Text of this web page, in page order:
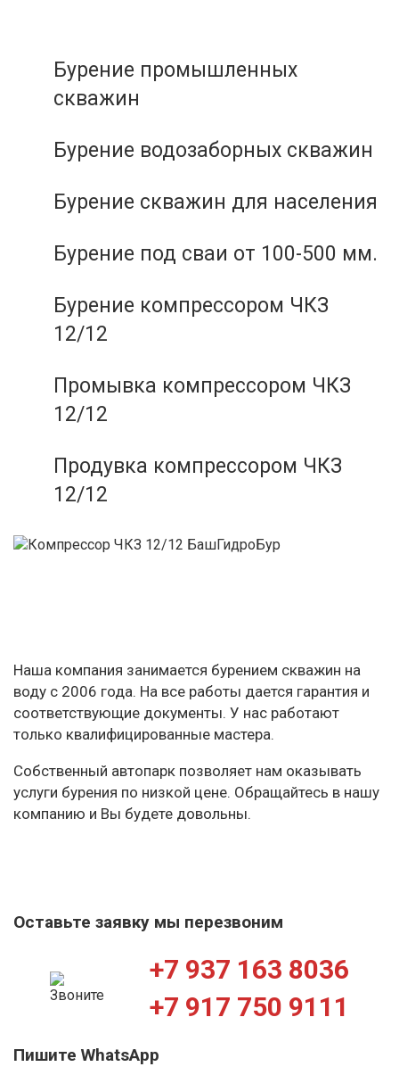
Бурение промышленных
скважин
Бурение водозаборных скважин
Бурение скважин для населения
Бурение под сваи от 100-500 мм.
Бурение компрессором ЧКЗ
12/12
Промывка компрессором ЧКЗ
12/12
Продувка компрессором ЧКЗ
12/12
Наша компания занимается бурением скважин на
воду с 2006 года. На все работы дается гарантия и
соответствующие документы. У нас работают
только квалифицированные мастера.
Собственный автопарк позволяет нам оказывать
услуги бурения по низкой цене. Обращайтесь в нашу
компанию и Вы будете довольны.
Оставьте заявку мы перезвоним
+7 937 163 8036
+7 917 750 9111
Пишите WhatsApp